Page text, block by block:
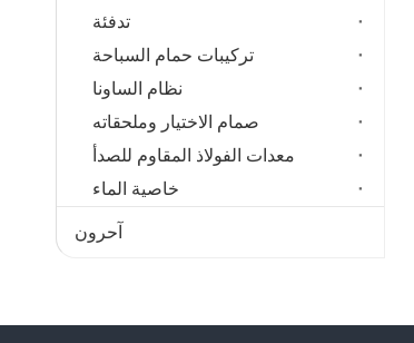
تدفئة
تركيبات حمام السباحة
نظام الساونا
صمام الاختيار وملحقاته
معدات الفولاذ المقاوم للصدأ
خاصية الماء
آحرون